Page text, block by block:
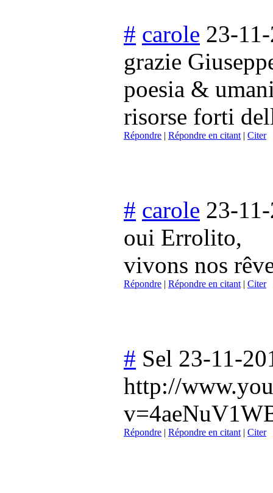
# carole 23-
grazie
poesia &
risorse forti
Répondre | Répondre en citant| Citer
# carole 23-
oui Errolito,
vivons nos
Répondre | Répondre en citant| Citer
# Sel 23-11-
http://
Répondre | Répondre en citant| Citer